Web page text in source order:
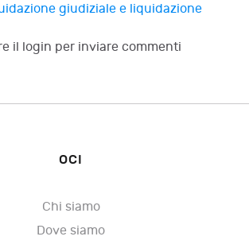
giudiziale e liquidazione
il login per inviare commenti
OCI
Chi siamo
Dove siamo